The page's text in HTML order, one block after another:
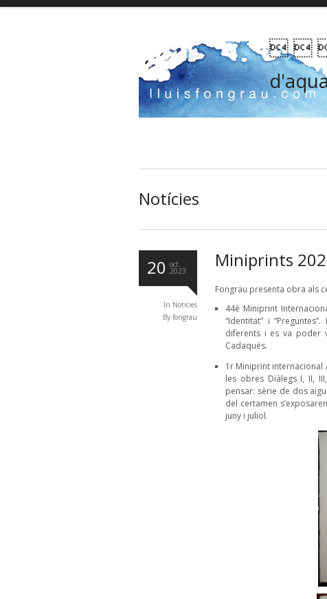
 
Notícies
20 oct.
2023
In Notícies
By fongrau
Miniprints
Fongrau presenta obra als
44è Miniprint
“Identitat” i
diferents i es va poder
Cadaqués.
1r Miniprint internacional
les obres Diàlegs I, II,
pensar: sèrie de dos
del certamen
juny i juliol.